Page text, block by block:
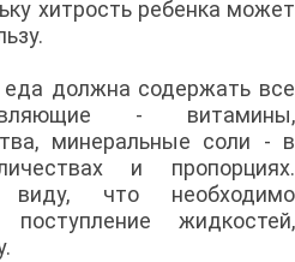
хитрость ребенка может
еда должна содержать все
- витамины,
минеральные соли - в
и пропорциях.
что необходимо
жидкостей,